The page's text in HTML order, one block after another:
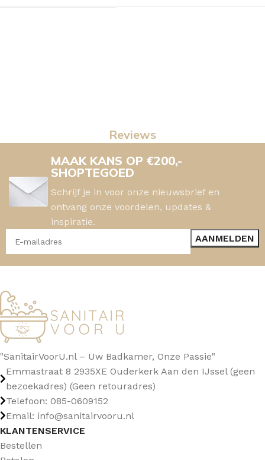
Reviews
MAAK KANS OP €200,-
SHOPTEGOED
Schrijf je in voor onze nieuwsbrief en
ontvang onze voordelen, updates &
inspiratie.
"SanitairVoorU.nl – Uw Badkamer, Onze Passie"
Emmastraat 8 2935XE Ouderkerk Aan den IJssel (geen
bezoekadres) (Geen retouradres)
Telefoon: 085-0609152
Email: info@sanitairvooru.nl
KLANTENSERVICE
Bestellen